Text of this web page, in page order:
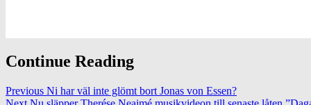
Continue Reading
Previous Ni har väl inte glömt bort Jonas von Essen?